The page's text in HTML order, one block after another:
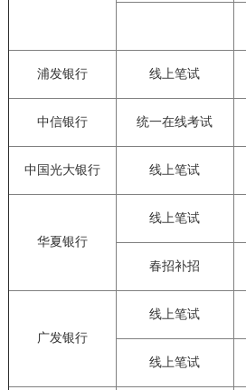
浦发银行 线上笔试
中信银行 统一在线考试
中国光大银行 线上笔试
华夏银行
线上笔试
春招补招
广发银行
线上笔试
线上笔试